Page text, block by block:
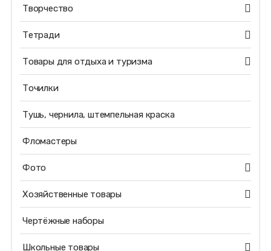
Творчество
Тетради
Товары для отдыха и туризма
Точилки
Тушь, чернила, штемпельная краска
Фломастеры
Фото
Хозяйственные товары
Чертёжные наборы
Школьные товары